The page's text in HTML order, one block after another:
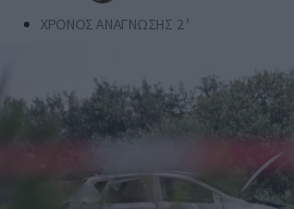
ΧΡΟΝΟΣ ΑΝΑΓΝΩΣΗΣ 2 '